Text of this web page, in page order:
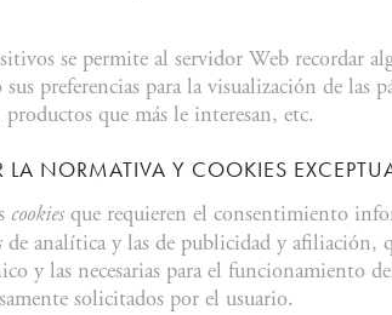
se permite al servidor Web recordar
preferencias para la visualización de las
que más le interesan, etc.
LA NORMATIVA Y COOKIES
cookies que requieren el consentimiento
de analítica y las de publicidad y afiliación,
y las necesarias para el funcionamiento
solicitados por el usuario.